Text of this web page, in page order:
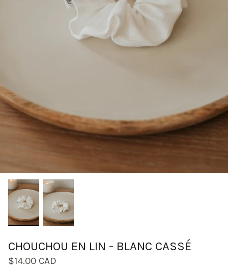
CHOUCHOU EN LIN - BLANC CASSÉ
$14.00 CAD